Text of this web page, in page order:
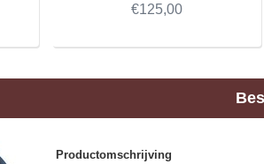
€125,00
Productomschrijving